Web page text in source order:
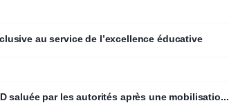
au service de l’excellence éducative
saluée par les autorités après une mobilisatio...